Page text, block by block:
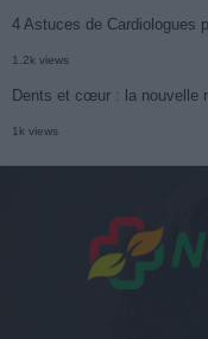
4 Astuces de Cardiologues
1.2k views
Dents et cœur : la nouvelle
1k views